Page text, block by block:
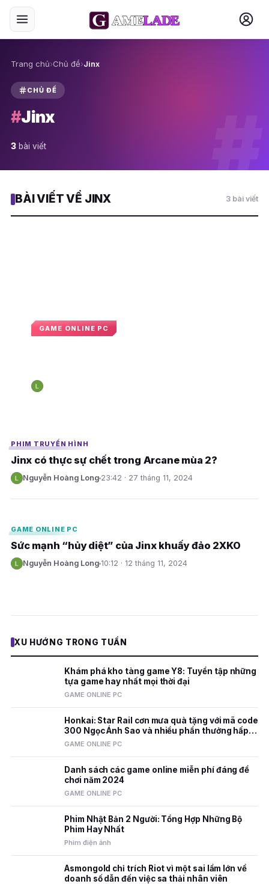
Trang chủ›Chủ đề›Jinx
CHỦ ĐỀ
#Jinx
3 bài viết #
BÀI VIẾT VỀ JINX 3 bài viết
GAME ONLINE PC
N
PHIM TRUYỀN HÌNH
Jinx có thực sự chết trong Arcane mùa 2?
N Nguyễn Hoàng Long 23:42 · 27 tháng 11, 2024
GAME ONLINE PC
Sức mạnh “hủy diệt” của Jinx khuấy đảo 2XKO
N Nguyễn Hoàng Long 10:12 · 12 tháng 11, 2024
XU HƯỚNG TRONG TUẦN
Khám phá kho tàng game Y8: Tuyển tập những
tựa game hay nhất mọi thời đại
GAME ONLINE PC
Honkai: Star Rail cơn mưa quà tặng với mã code
300 Ngọc Ánh Sao và nhiều phần thưởng hấp
dẫn
GAME ONLINE PC
Danh sách các game online miễn phí đáng để
chơi năm 2024
GAME ONLINE PC
Phim Nhật Bản 2 Người: Tổng Hợp Những Bộ
Phim Hay Nhất
Phim điện ảnh
Asmongold chỉ trích Riot vì một sai lầm lớn về
doanh số dẫn đến việc sa thải nhân viên